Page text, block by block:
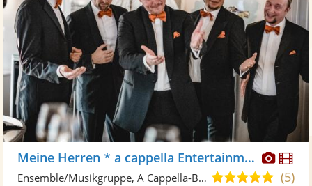
Meine Herren * a cappella Entertainment
5,0(5)
Ensemble/Musikgruppe, A Cappella-Band